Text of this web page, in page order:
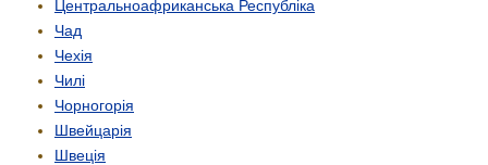
Центрально­африканська Республіка
Чад
Чехія
Чилі
Чорногорія
Швейцарія
Швеція